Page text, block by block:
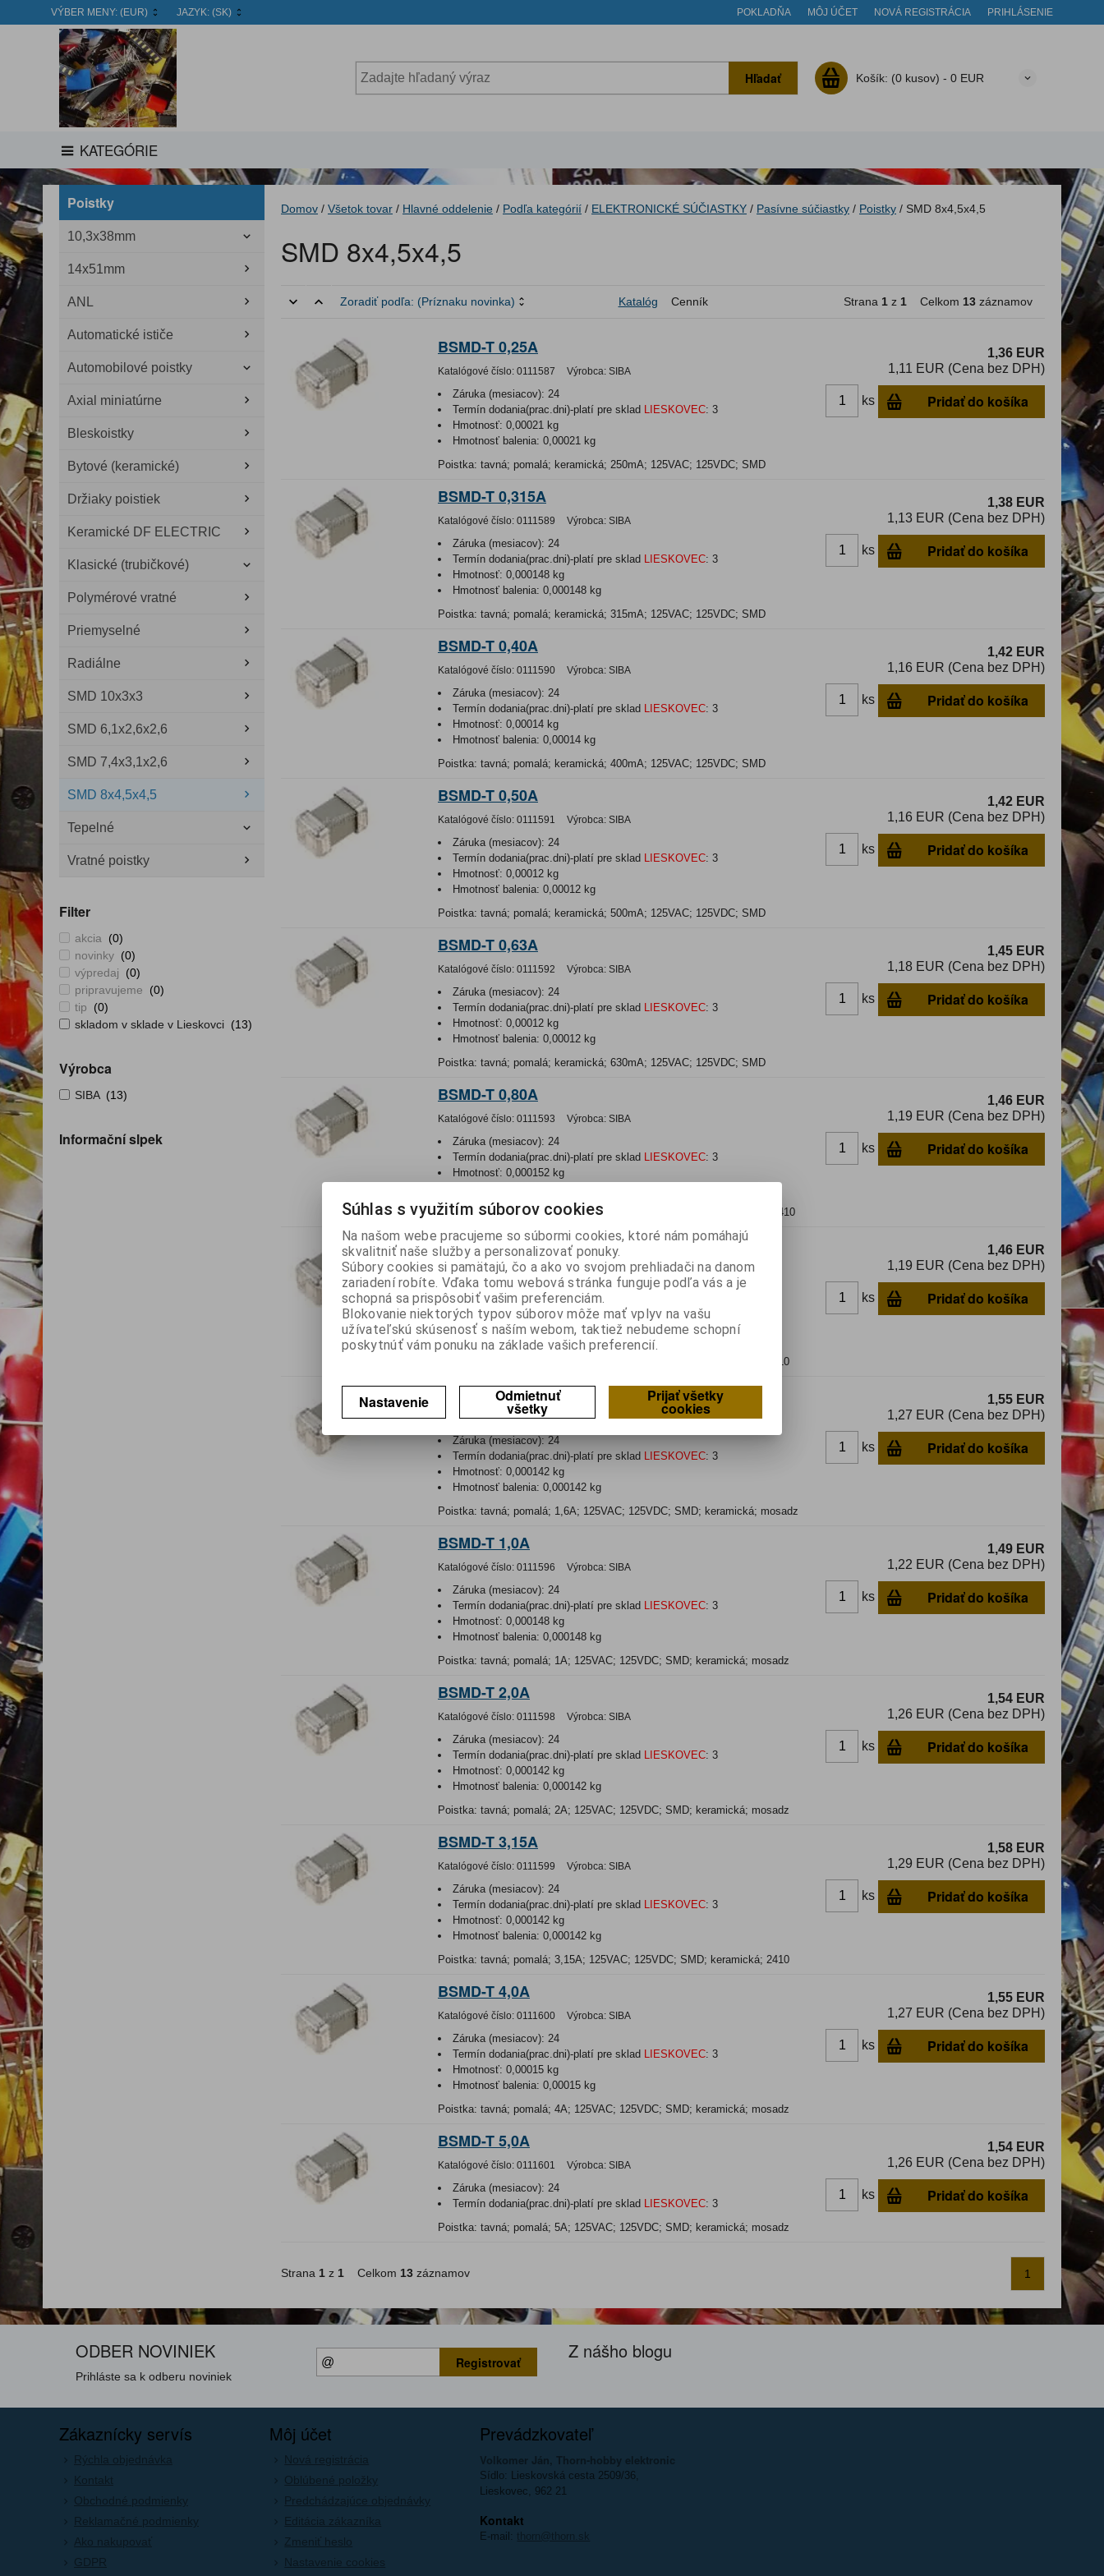
VÝBER MENY: (EUR) JAZYK: (SK) POKLADŇA MÔJ ÚČET NOVÁ REGISTRÁCIA PRIHLÁSENIE
Hľadať Košík: (0 kusov) - 0 EUR
KATEGÓRIE
Poistky
10,3x38mm
14x51mm
ANL
Automatické ističe
Automobilové poistky
Axial miniatúrne
Bleskoistky
Bytové (keramické)
Držiaky poistiek
Keramické DF ELECTRIC
Klasické (trubičkové)
Polymérové vratné
Priemyselné
Radiálne
SMD 10x3x3
SMD 6,1x2,6x2,6
SMD 7,4x3,1x2,6
SMD 8x4,5x4,5
Tepelné
Vratné poistky
Filter
akcia
(0)
novinky (0)
výpredaj
(0)
pripravujeme
(0)
tip
(0)
skladom v sklade v Lieskovci (13)
Výrobca
SIBA (13)
Informační slpek
Domov / Všetok tovar / Hlavné oddelenie / Podľa kategórií / ELEKTRONICKÉ SÚČIASTKY / Pasívne súčiastky / Poistky / SMD 8x4,5x4,5
SMD 8x4,5x4,5
Zoradiť podľa: (Príznaku novinka) Katalóg Cenník Strana 1 z 1 Celkom 13 záznamov
BSMD-T 0,25A
Katalógové číslo: 0111587 Výrobca: SIBA
Záruka (mesiacov): 24
Termín dodania(prac.dni)-platí pre sklad LIESKOVEC: 3
Hmotnosť: 0,00021 kg
Hmotnosť balenia: 0,00021 kg
Poistka: tavná; pomalá; keramická; 250mA; 125VAC; 125VDC; SMD
1,36 EUR
1,11 EUR (Cena bez DPH)
ks Pridať do košíka
BSMD-T 0,315A
Katalógové číslo: 0111589 Výrobca: SIBA
Záruka (mesiacov): 24
Termín dodania(prac.dni)-platí pre sklad LIESKOVEC: 3
Hmotnosť: 0,000148 kg
Hmotnosť balenia: 0,000148 kg
Poistka: tavná; pomalá; keramická; 315mA; 125VAC; 125VDC; SMD
1,38 EUR
1,13 EUR (Cena bez DPH)
ks Pridať do košíka
BSMD-T 0,40A
Katalógové číslo: 0111590 Výrobca: SIBA
Záruka (mesiacov): 24
Termín dodania(prac.dni)-platí pre sklad LIESKOVEC: 3
Hmotnosť: 0,00014 kg
Hmotnosť balenia: 0,00014 kg
Poistka: tavná; pomalá; keramická; 400mA; 125VAC; 125VDC; SMD
1,42 EUR
1,16 EUR (Cena bez DPH)
ks Pridať do košíka
BSMD-T 0,50A
Katalógové číslo: 0111591 Výrobca: SIBA
Záruka (mesiacov): 24
Termín dodania(prac.dni)-platí pre sklad LIESKOVEC: 3
Hmotnosť: 0,00012 kg
Hmotnosť balenia: 0,00012 kg
Poistka: tavná; pomalá; keramická; 500mA; 125VAC; 125VDC; SMD
1,42 EUR
1,16 EUR (Cena bez DPH)
ks Pridať do košíka
BSMD-T 0,63A
Katalógové číslo: 0111592 Výrobca: SIBA
Záruka (mesiacov): 24
Termín dodania(prac.dni)-platí pre sklad LIESKOVEC: 3
Hmotnosť: 0,00012 kg
Hmotnosť balenia: 0,00012 kg
Poistka: tavná; pomalá; keramická; 630mA; 125VAC; 125VDC; SMD
1,45 EUR
1,18 EUR (Cena bez DPH)
ks Pridať do košíka
BSMD-T 0,80A
Katalógové číslo: 0111593 Výrobca: SIBA
Záruka (mesiacov): 24
Termín dodania(prac.dni)-platí pre sklad LIESKOVEC: 3
Hmotnosť: 0,000152 kg
Poistka: tavná; pomalá; 800mA; 125VAC; 125VDC; SMD; keramická; 2410
1,46 EUR
1,19 EUR (Cena bez DPH)
ks Pridať do košíka
BSMD-T 1,25A
Katalógové číslo:0111594 Výrobca: SIBA
Záruka (mesiacov):24
Termín dodania(prac.dni)-platí pre sklad
LIESKOVEC
Hmotnosť: 0,000142 kg
Hmotnosť balenia:0,000142 kg
Poistka: tavná; pomalá; 1,25A; 125VAC; 125VDC; SMD; keramická; 2410
1,46 EUR
1,19 EUR (Cena bez DPH)
ks Pridať do košíka
BSMD-T 1,60A
Katalógové číslo:0111595 Výrobca: SIBA
Záruka (mesiacov): 24
Termín dodania(prac.dni)-platí pre sklad LIESKOVEC: 3
Hmotnosť: 0,000142 kg
Hmotnosť balenia: 0,000142 kg
Poistka: tavná; pomalá; 1,6A; 125VAC; 125VDC; SMD; keramická; mosadz
1,55 EUR
1,27 EUR (Cena bez DPH)
ks Pridať do košíka
BSMD-T 1,0A
Katalógové číslo: 0111596 Výrobca: SIBA
Záruka (mesiacov): 24
Termín dodania(prac.dni)-platí pre sklad LIESKOVEC: 3
Hmotnosť: 0,000148 kg
Hmotnosť balenia: 0,000148 kg
Poistka: tavná; pomalá; 1A; 125VAC; 125VDC; SMD; keramická; mosadz
1,49 EUR
1,22 EUR (Cena bez DPH)
ks Pridať do košíka
BSMD-T 2,0A
Katalógové číslo: 0111598 Výrobca: SIBA
Záruka (mesiacov): 24
Termín dodania(prac.dni)-platí pre sklad LIESKOVEC: 3
Hmotnosť: 0,000142 kg
Hmotnosť balenia: 0,000142 kg
Poistka: tavná; pomalá; 2A; 125VAC; 125VDC; SMD; keramická; mosadz
1,54 EUR
1,26 EUR (Cena bez DPH)
ks Pridať do košíka
BSMD-T 3,15A
Katalógové číslo: 0111599 Výrobca: SIBA
Záruka (mesiacov): 24
Termín dodania(prac.dni)-platí pre sklad LIESKOVEC: 3
Hmotnosť: 0,000142 kg
Hmotnosť balenia: 0,000142 kg
Poistka: tavná; pomalá; 3,15A; 125VAC; 125VDC; SMD; keramická; 2410
1,58 EUR
1,29 EUR (Cena bez DPH)
ks Pridať do košíka
BSMD-T 4,0A
Katalógové číslo: 0111600 Výrobca: SIBA
Záruka (mesiacov): 24
Termín dodania(prac.dni)-platí pre sklad LIESKOVEC: 3
Hmotnosť: 0,00015 kg
Hmotnosť balenia: 0,00015 kg
Poistka: tavná; pomalá; 4A; 125VAC; 125VDC; SMD; keramická; mosadz
1,55 EUR
1,27 EUR (Cena bez DPH)
ks Pridať do košíka
BSMD-T 5,0A
Katalógové číslo: 0111601 Výrobca: SIBA
Záruka (mesiacov): 24
Termín dodania(prac.dni)-platí pre sklad LIESKOVEC: 3
Poistka: tavná; pomalá; 5A; 125VAC; 125VDC; SMD; keramická; mosadz
1,54 EUR
1,26 EUR (Cena bez DPH)
ks Pridať do košíka
Strana 1 z 1 Celkom 13 záznamov 1
ODBER NOVINIEK
Prihláste sa k odberu noviniek
Registrovať Z nášho blogu
Zákaznícky servís
Rýchla objednávka
Kontakt
Obchodné podmienky
Reklamačné podmienky
Ako nakupovať
GDPR
Môj účet
Nová registrácia
Oblúbené položky
Predchádzajúce objednávky
Editácia zákazníka
Zmeniť heslo
Nastavenie cookies
Prevádzkovateľ
Volkomer Ján, Thorn-hobby elektronic
Sídlo: Lieskovská cesta 2509/36,
Lieskovec, 962 21
Kontakt
E-mail: thorn@thorn.sk
Súhlas s využitím súborov cookies
Na našom webe pracujeme so súbormi cookies, ktoré nám pomáhajú
skvalitniť naše služby a personalizovať ponuky.
Súbory cookies si pamätajú, čo a ako vo svojom prehliadači na danom
zariadení robíte. Vďaka tomu webová stránka funguje podľa vás a je
schopná sa prispôsobiť vašim preferenciám.
Blokovanie niektorých typov súborov môže mať vplyv na vašu
užívateľskú skúsenosť s naším webom, taktiež nebudeme schopní
poskytnúť vám ponuku na základe vašich preferencií.
Nastavenie Odmietnuť
všetky
Prijať všetky
cookies